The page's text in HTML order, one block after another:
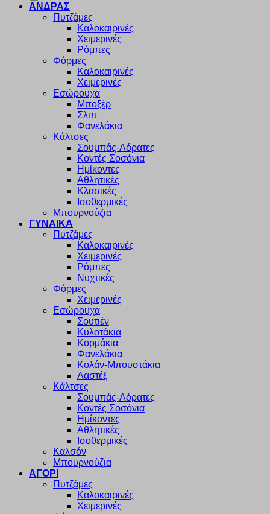
ΑΝΔΡΑΣ
Πυτζάμες
Καλοκαιρινές
Χειμερινές
Ρόμπες
Φόρμες
Καλοκαιρινές
Χειμερινές
Εσώρουχα
Μποξέρ
Σλιπ
Φανελάκια
Κάλτσες
Σουμπάς-Αόρατες
Κοντές Σοσόνια
Ημίκοντες
Αθλητικές
Κλασικές
Ισοθερμικές
Μπουρνούζια
ΓΥΝΑΙΚΑ
Πυτζάμες
Καλοκαιρινές
Χειμερινές
Ρόμπες
Νυχτικές
Φόρμες
Χειμερινές
Εσώρουχα
Σουτιέν
Κυλοτάκια
Κορμάκια
Φανελάκια
Κολάν-Μπουστάκια
Λαστέξ
Κάλτσες
Σουμπάς-Αόρατες
Κοντές Σοσόνια
Ημίκοντες
Αθλητικές
Ισοθερμικές
Καλσόν
Μπουρνούζια
ΑΓΟΡΙ
Πυτζάμες
Καλοκαιρινές
Χειμερινές